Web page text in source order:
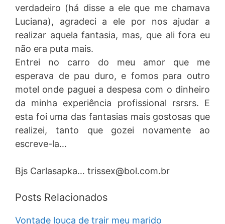
verdadeiro (há disse a ele que me chamava
Luciana), agradeci a ele por nos ajudar a
realizar aquela fantasia, mas, que ali fora eu
não era puta mais.
Entrei no carro do meu amor que me
esperava de pau duro, e fomos para outro
motel onde paguei a despesa com o dinheiro
da minha experiência profissional rsrsrs. E
esta foi uma das fantasias mais gostosas que
realizei, tanto que gozei novamente ao
escreve-la…
Bjs Carlasapka… trissex@bol.com.br
Posts Relacionados
Vontade louca de trair meu marido